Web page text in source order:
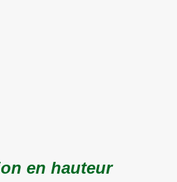
en hauteur